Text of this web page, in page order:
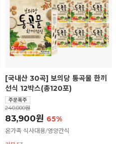
[국내산 30곡] 보의당 통곡물 한끼
선식 12박스(총120포)
240,000원
83,900원 65%
온가족 식사대용/영양간식